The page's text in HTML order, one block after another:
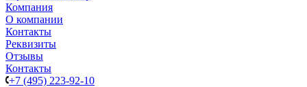
Компания
О компании
Контакты
Реквизиты
Отзывы
Контакты
+7 (495) 223-92-10